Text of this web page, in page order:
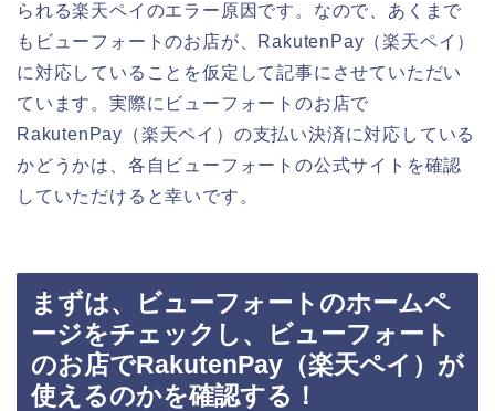
られる楽天ペイのエラー原因です。なので、あくまで
もビューフォートのお店が、RakutenPay（楽天ペイ）
に対応していることを仮定して記事にさせていただい
ています。実際にビューフォートのお店で
RakutenPay（楽天ペイ）の支払い決済に対応している
かどうかは、各自ビューフォートの公式サイトを確認
していただけると幸いです。
まずは、ビューフォートのホームペ
ージをチェックし、ビューフォート
のお店でRakutenPay（楽天ペイ）が
使えるのかを確認する！